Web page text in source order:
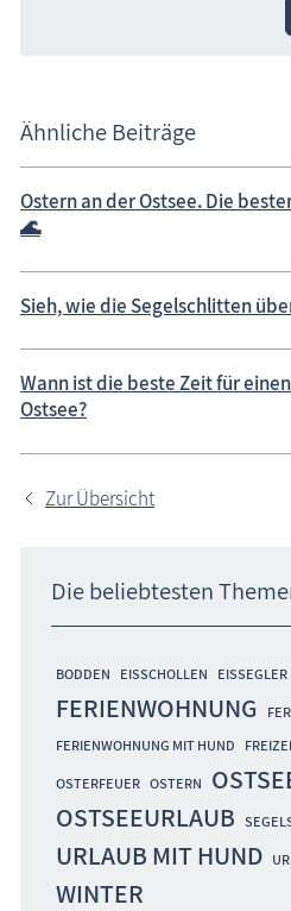
Ähnliche Beiträge
Ostern an der Ostsee. Die
🌊
Sieh, wie die Segelschlitten
Wann ist die beste Zeit für
Ostsee?
Zur Übersicht
Die beliebtesten
BODDEN EISSCHOLLEN EISSEGLER
FERIENWOHNUNG
FERIENWOHNUNG MIT HUND
OSTERFEUER OSTERN
OSTSEEURLAUB
URLAUB MIT HUND
WINTER